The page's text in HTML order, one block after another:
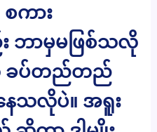
ကား
ဘာမှမဖြစ်သလို
ခပ်တည်တည်
ေသလိုပဲ။ အရူး